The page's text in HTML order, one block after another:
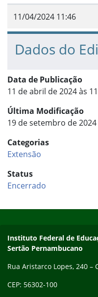
11/04/2024 11:46
Dados do
Data de Publicação
11 de abril de 2024 às
Última Modificação
19 de setembro de
Categorias
Extensão
Status
Encerrado
Endereço
Instituto Federal de
Sertão Pernambucano
Rua Aristarco Lopes, 240 –
CEP: 56302-100